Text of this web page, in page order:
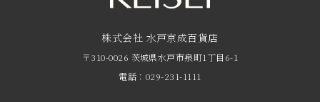
京成友の会
京成ポイントカードについて
株式会社 水戸京成百貨店
〒310-0026 茨城県水戸市泉町1丁目6-1
電話：029-231-1111